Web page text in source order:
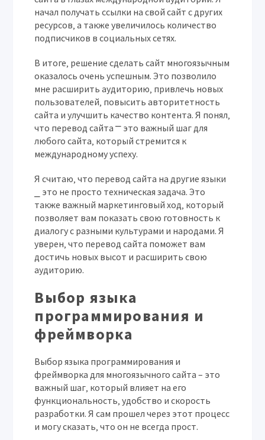
начал получать ссылки на свой сайт с других
ресурсов‚ а также увеличилось количество
подписчиков в социальных сетях.
В итоге‚ решение сделать сайт многоязычным
оказалось очень успешным. Это позволило
мне расширить аудиторию‚ привлечь новых
пользователей‚ повысить авторитетность
сайта и улучшить качество контента. Я понял‚
что перевод сайта ⎻ это важный шаг для
любого сайта‚ который стремится к
международному успеху.
Я считаю‚ что перевод сайта на другие языки
⎯ это не просто техническая задача. Это
также важный маркетинговый ход‚ который
позволяет вам показать свою готовность к
диалогу с разными культурами и народами. Я
уверен‚ что перевод сайта поможет вам
достичь новых высот и расширить свою
аудиторию.
Выбор языка
программирования и
фреймворка
Выбор языка программирования и
фреймворка для многоязычного сайта – это
важный шаг‚ который влияет на его
функциональность‚ удобство и скорость
разработки. Я сам прошел через этот процесс
и могу сказать‚ что он не всегда прост.